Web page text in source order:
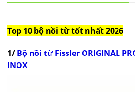
Top 10 bộ nồi từ tốt nhất 2026
1/ Bộ nồi từ Fissler ORIGINAL
INOX